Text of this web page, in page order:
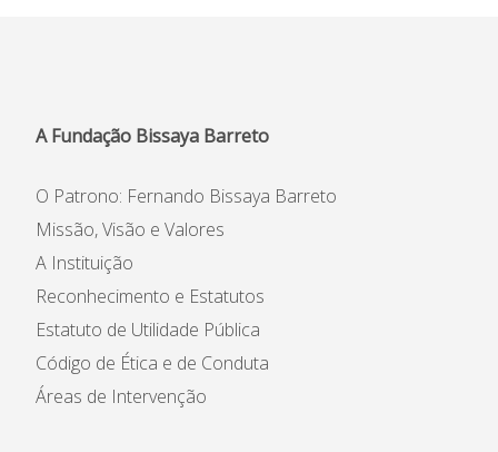
A Fundação Bissaya Barreto
O Patrono: Fernando Bissaya Barreto
Missão, Visão e Valores
A Instituição
Reconhecimento e Estatutos
Estatuto de Utilidade Pública
Código de Ética e de Conduta
Áreas de Intervenção